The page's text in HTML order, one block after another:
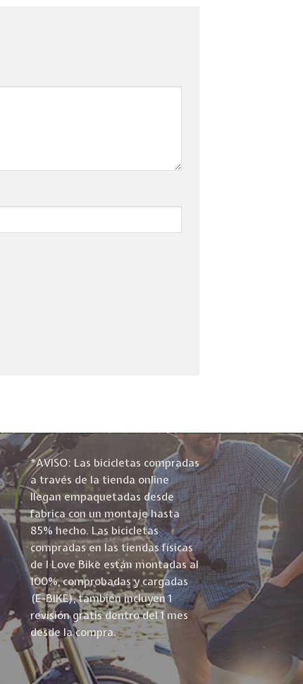
*AVISO: Las bicicletas compradas
a través de la tienda online
llegan empaquetadas desde
fabrica con un montaje hasta
85% hecho. Las bicicletas
compradas en las tiendas físicas
de I Love Bike están montadas al
100%, comprobadas y cargadas
(E-BIKE), también incluyen 1
revisión gratis dentro del 1 mes
desde la compra.